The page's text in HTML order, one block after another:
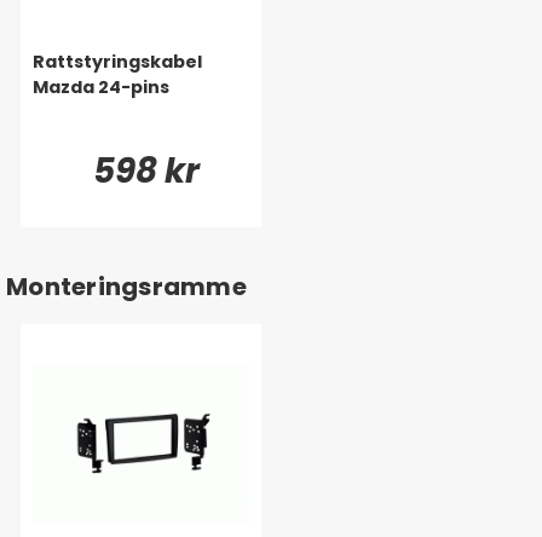
Rattstyringskabel
Mazda 24-pins
598 kr
Monteringsramme